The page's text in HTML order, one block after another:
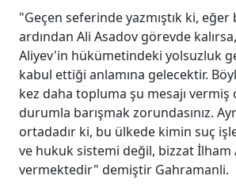
"Geçen seferinde yazmıştık ki,
ardından Ali Asadov görevde
Aliyev'in hükümetindeki yolsuzluk
kabul ettiği anlamına gelecektir.
kez daha topluma şu mesajı vermiş
durumla barışmak zorundasınız.
ortadadır ki, bu ülkede kimin suç
ve hukuk sistemi değil, bizzat İlham
vermektedir" demiştir Gahramanli.